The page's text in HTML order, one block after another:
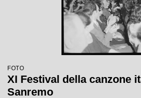
FOTO
XI Festival della canzone
Sanremo